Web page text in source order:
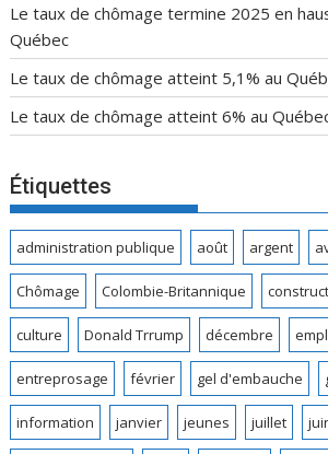
Le taux de chômage termine 2025 en
Québec
Le taux de chômage atteint 5,1% au
Le taux de chômage atteint 6% au
Étiquettes
administration publique août argent
Chômage Colombie-Britannique
culture Donald Trrump décembre
entreprosage février gel d'embauche
information janvier jeunes juillet